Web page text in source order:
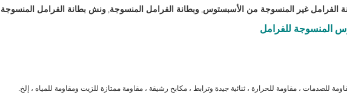
الفرامل غير المنسوجة من الأسبستوس, وبطانة الفرامل المنسوجة, ونش بطانة الفرامل المنسوجة
المنسوجة للفرامل
للصدمات ، مقاومة للحرارة ، ثنائية جيدة وترابط ، مكابح رشيقة ، مقاومة ممتازة للزيت ومقاومة للمياه ، إلخ.